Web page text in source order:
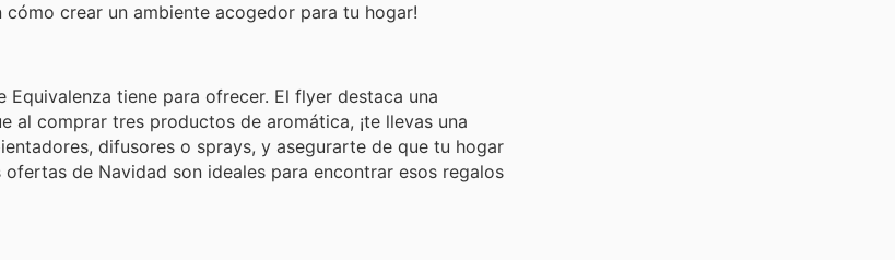
crear un ambiente acogedor para tu hogar!
tiene para ofrecer. El flyer destaca una
comprar tres productos de aromática, ¡te llevas una
difusores o sprays, y asegurarte de que tu hogar
de Navidad son ideales para encontrar esos regalos